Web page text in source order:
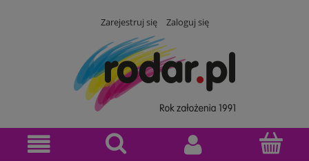
Zarejestruj się Zaloguj się